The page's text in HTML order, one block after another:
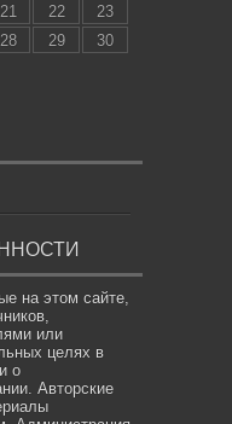
21 22
23
28 29
30
на этом сайте,
или
целях в
о
Авторские